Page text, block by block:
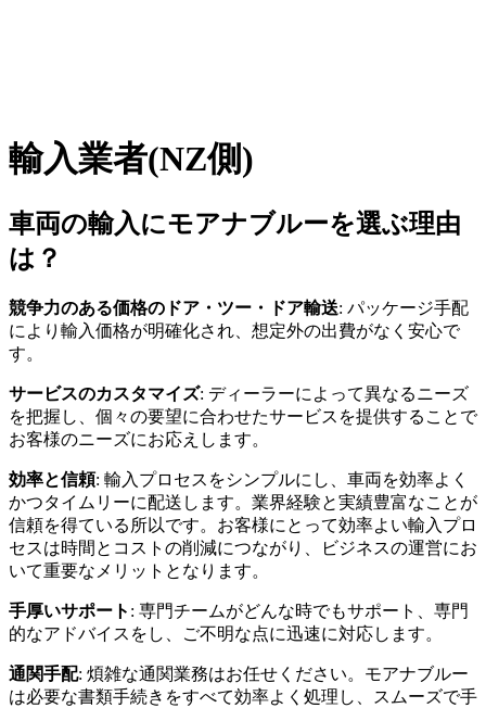
輸入業者(NZ側)
車両の輸入にモアナブルーを選ぶ理由
は？
競争力のある価格のドア・ツー・ドア輸送: パッケージ手配
により輸入価格が明確化され、想定外の出費がなく安心で
す。
サービスのカスタマイズ: ディーラーによって異なるニーズ
を把握し、個々の要望に合わせたサービスを提供することで
お客様のニーズにお応えします。
効率と信頼: 輸入プロセスをシンプルにし、車両を効率よく
かつタイムリーに配送します。業界経験と実績豊富なことが
信頼を得ている所以です。お客様にとって効率よい輸入プロ
セスは時間とコストの削減につながり、ビジネスの運営にお
いて重要なメリットとなります。
手厚いサポート : 専門チームがどんな時でもサポート、専門
的なアドバイスをし、ご不明な点に迅速に対応します。
通関手配: 煩雑な通関業務はお任せください。モアナブルー
は必要な書類手続きをすべて効率よく処理し、スムーズで手